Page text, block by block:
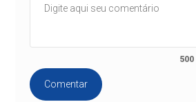
500
Comentar